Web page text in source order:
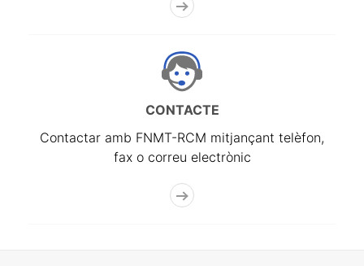
CONTACTE
Contactar amb FNMT-RCM mitjançant telèfon,
fax o correu electrònic